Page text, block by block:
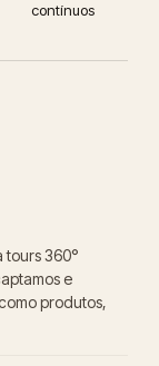
contínuos
tours 360°
e
produtos,